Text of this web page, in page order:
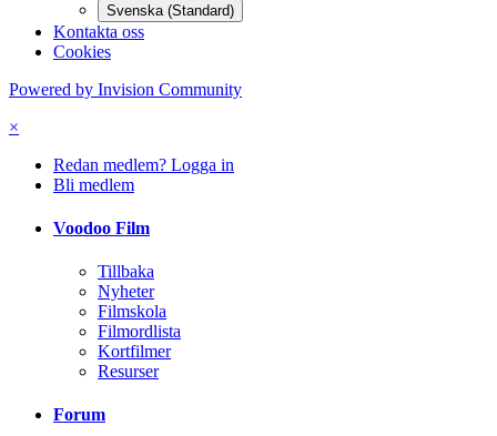
Svenska (Standard)
Kontakta oss
Cookies
Powered by Invision Community
×
Redan medlem? Logga in
Bli medlem
Voodoo Film
Tillbaka
Nyheter
Filmskola
Filmordlista
Kortfilmer
Resurser
Forum